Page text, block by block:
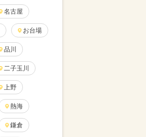
名古屋
お台場
品川
二子玉川
上野
熱海
鎌倉